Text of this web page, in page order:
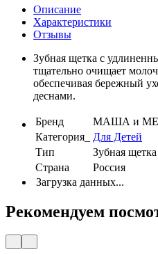
Описание
Характеристики
Отзывы
Зубная щетка с
тщательно очищает
обеспечивая бережный
деснами.
Бренд
МАША и
Категория_
Для Детей
Тип
Зубная щетка
Страна
Россия
Загрузка данных...
Рекомендуем